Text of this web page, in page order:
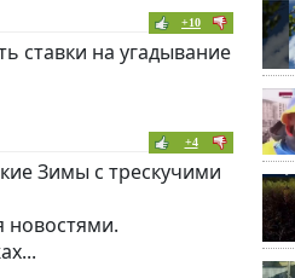
+10
ставки на угадывание
+4
Зимы с трескучими
новостями.